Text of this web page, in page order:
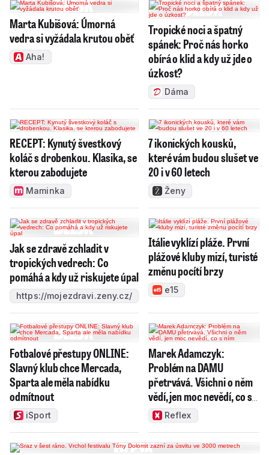
Marta Kubišová: Úmorná
vedra si vyžádala krutou oběť
Aha!
Tropické noci a špatný
spánek: Proč nás horko
obírá o klid a kdy už jde o
úzkost?
Dáma
RECEPT: Kynutý švestkový
koláč s drobenkou. Klasika, se
kterou zabodujete
Maminka
7 ikonických kousků,
které vám budou slušet ve
20 i v 60 letech
Ženy
Jak se zdravě zchladit v
tropických vedrech: Co
pomáhá a kdy už riskujete úpal
https://mojezdravi.zeny.cz/
Itálie vyklízí pláže. První
plážové kluby mizí, turisté
změnu pocítí brzy
e15
Fotbalové přestupy ONLINE:
Slavný klub chce Mercada,
Sparta ale měla nabídku
odmítnout
iSport
Marek Adamczyk:
Problém na DAMU
přetrvává. Všichni o něm
vědí, jen moc nevědí, co s
nímReflex